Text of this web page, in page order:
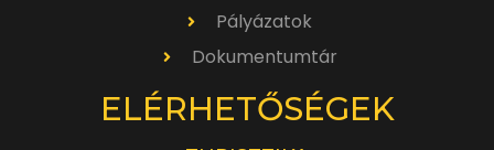
Pályázatok
Dokumentumtár
ELÉRHETŐSÉGEK